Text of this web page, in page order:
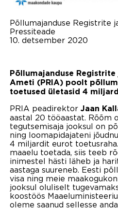
Põllumajanduse Registrite
Pressiteade
10. detsember 2020
Põllumajanduse
Ameti (PRIA) poolt
toetused ületasid 4
PRIA peadirektor Jaan
aastal 20 tööaastat. Rõõm
tegutsemisaja jooksul on
ning loomapidajateni
4 miljardit eurot
maaelu toetada, siis teeb
inimestel hästi läheb ja
aastaga suureneb. Eesti
visa ning meie
jooksul oluliselt
koostöös
oleme saanud sellesse